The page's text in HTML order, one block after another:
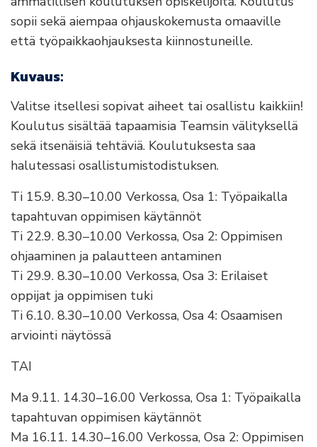
sopii sekä aiempaa ohjauskokemusta omaaville
että työpaikkaohjauksesta kiinnostuneille.
Kuvaus:
Valitse itsellesi sopivat aiheet tai osallistu kaikkiin!
Koulutus sisältää tapaamisia Teamsin välityksellä
sekä itsenäisiä tehtäviä. Koulutuksesta saa
halutessasi osallistumistodistuksen.
Ti 15.9. 8.30–10.00 Verkossa, Osa 1: Työpaikalla
tapahtuvan oppimisen käytännöt
Ti 22.9. 8.30–10.00 Verkossa, Osa 2: Oppimisen
ohjaaminen ja palautteen antaminen
Ti 29.9. 8.30–10.00 Verkossa, Osa 3: Erilaiset
oppijat ja oppimisen tuki
Ti 6.10. 8.30–10.00 Verkossa, Osa 4: Osaamisen
arviointi näytössä
TAI
Ma 9.11. 14.30–16.00 Verkossa, Osa 1: Työpaikalla
tapahtuvan oppimisen käytännöt
Ma 16.11. 14.30–16.00 Verkossa, Osa 2: Oppimisen